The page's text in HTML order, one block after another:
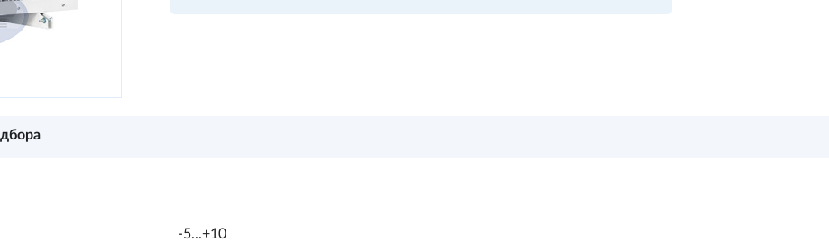
-5...+10